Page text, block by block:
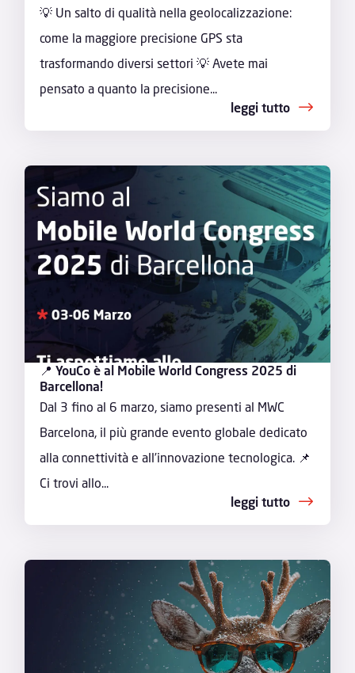
💡 Un salto di qualità nella geolocalizzazione:
come la maggiore precisione GPS sta
trasformando diversi settori 💡 Avete mai
pensato a quanto la precisione...
leggi tutto
📍 YouCo è al Mobile World Congress 2025 di
Barcellona!
Dal 3 fino al 6 marzo, siamo presenti al MWC
Barcelona, il più grande evento globale dedicato
alla connettività e all’innovazione tecnologica. 📌
Ci trovi allo...
leggi tutto